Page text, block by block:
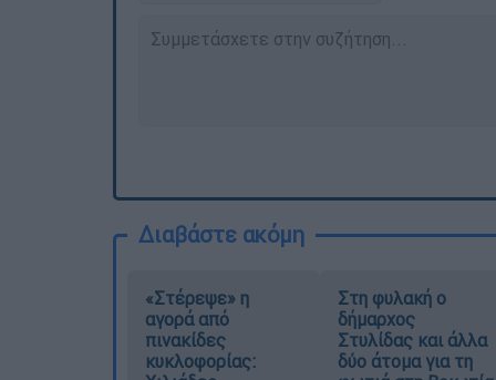
Διαβάστε ακόμη
«Στέρεψε» η
αγορά από
πινακίδες
κυκλοφορίας:
Στη φυλακή ο
δήμαρχος
Στυλίδας και άλλα
δύο άτομα για τη